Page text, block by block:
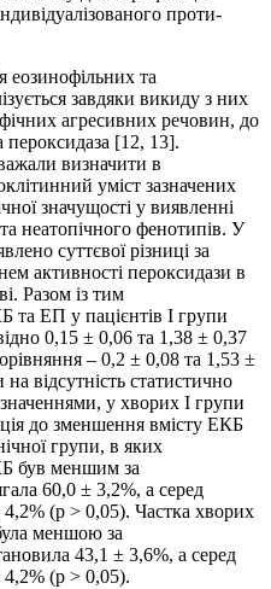
проти­
та
завдяки викиду з них
агресивних речовин, до
пероксидаза [12, 13].
визначити в
уміст зазначених
значущості у виявленні
неатопічного фенотипів. У
суттєвої різниці за
активності пероксидази в
Разом із тим
та ЕП у пацієнтів I групи
0,15 ± 0,06 та 1,38 ± 0,37
– 0,2 ± 0,08 та 1,53 ±
відсутність статистично
значеннями, у хворих I групи
до зменшення вмісту ЕКБ
групи, в яких
був меншим за
60,0 ± 3,2%, а серед
(p > 0,05). Частка хворих
меншою за
43,1 ± 3,6%, а серед
(p > 0,05).